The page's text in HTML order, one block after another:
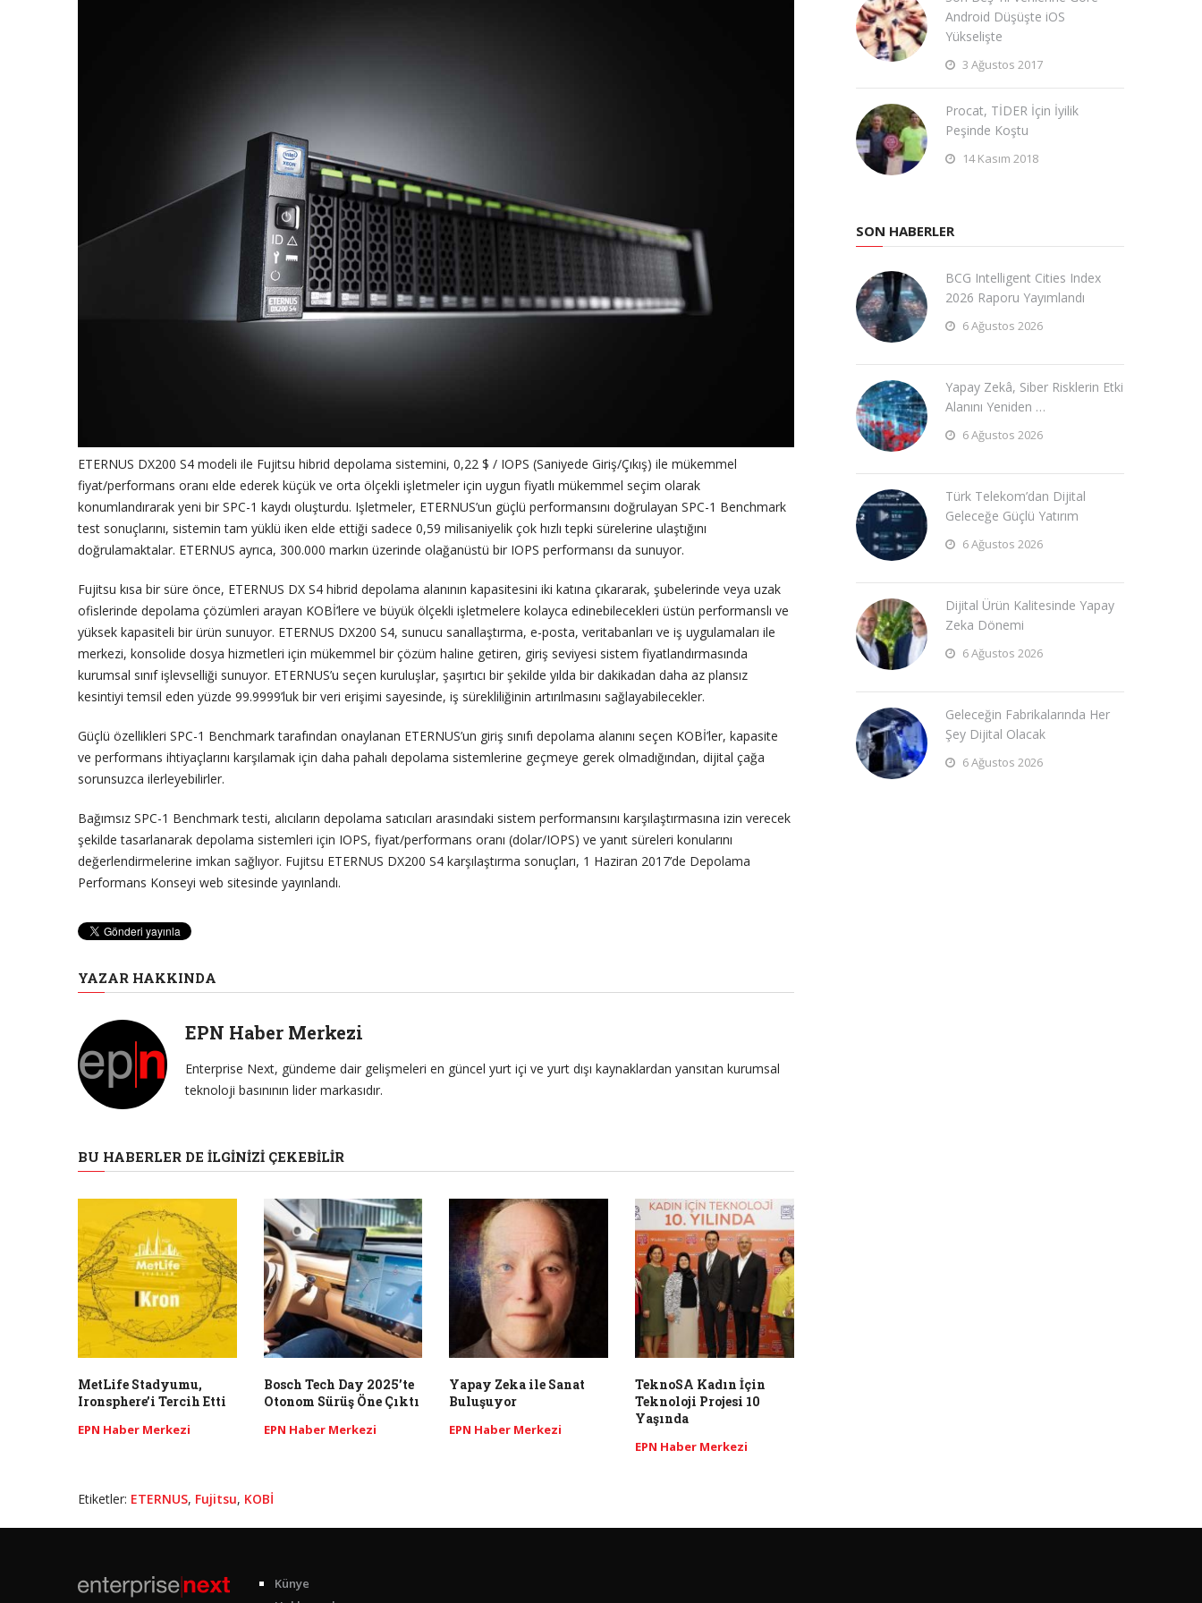
ETERNUS DX200 S4 modeli ile Fujitsu hibrid depolama sistemini, 0,22 $ / IOPS (Saniyede Giriş/Çıkış) ile mükemmel
fiyat/performans oranı elde ederek küçük ve orta ölçekli işletmeler için uygun fiyatlı mükemmel seçim olarak
konumlandırarak yeni bir SPC-1 kaydı oluşturdu. Işletmeler, ETERNUS’un güçlü performansını doğrulayan SPC-1 Benchmark
test sonuçlarını, sistemin tam yüklü iken elde ettiği sadece 0,59 milisaniyelik çok hızlı tepki sürelerine ulaştığını
doğrulamaktalar. ETERNUS ayrıca, 300.000 markın üzerinde olağanüstü bir IOPS performansı da sunuyor.
Fujitsu kısa bir süre önce, ETERNUS DX S4 hibrid depolama alanının kapasitesini iki katına çıkararak, şubelerinde veya uzak
ofislerinde depolama çözümleri arayan KOBİ’lere ve büyük ölçekli işletmelere kolayca edinebilecekleri üstün performanslı ve
yüksek kapasiteli bir ürün sunuyor. ETERNUS DX200 S4, sunucu sanallaştırma, e-posta, veritabanları ve iş uygulamaları ile
merkezi, konsolide dosya hizmetleri için mükemmel bir çözüm haline getiren, giriş seviyesi sistem fiyatlandırmasında
kurumsal sınıf işlevselliği sunuyor. ETERNUS’u seçen kuruluşlar, şaşırtıcı bir şekilde yılda bir dakikadan daha az plansız
kesintiyi temsil eden yüzde 99.9999’luk bir veri erişimi sayesinde, iş sürekliliğinin artırılmasını sağlayabilecekler.
Güçlü özellikleri SPC-1 Benchmark tarafından onaylanan ETERNUS’un giriş sınıfı depolama alanını seçen KOBİ’ler, kapasite
ve performans ihtiyaçlarını karşılamak için daha pahalı depolama sistemlerine geçmeye gerek olmadığından, dijital çağa
sorunsuzca ilerleyebilirler.
Bağımsız SPC-1 Benchmark testi, alıcıların depolama satıcıları arasındaki sistem performansını karşılaştırmasına izin verecek
şekilde tasarlanarak depolama sistemleri için IOPS, fiyat/performans oranı (dolar/IOPS) ve yanıt süreleri konularını
değerlendirmelerine imkan sağlıyor. Fujitsu ETERNUS DX200 S4 karşılaştırma sonuçları, 1 Haziran 2017’de Depolama
Performans Konseyi web sitesinde yayınlandı.
YAZAR HAKKINDA
EPN Haber Merkezi
Enterprise Next, gündeme dair gelişmeleri en güncel yurt içi ve yurt dışı kaynaklardan yansıtan kurumsal
teknoloji basınının lider markasıdır.
BU HABERLER DE İLGINIZI ÇEKEBILIR
MetLife Stadyumu,
Ironsphere’i Tercih Etti
EPN Haber Merkezi
Bosch Tech Day 2025’te
Otonom Sürüş Öne Çıktı
EPN Haber Merkezi
Yapay Zeka ile Sanat
Buluşuyor
EPN Haber Merkezi
TeknoSA Kadın İçin
Teknoloji Projesi 10
Yaşında
EPN Haber Merkezi
Etiketler: ETERNUS, Fujitsu, KOBİ
Android Düşüşte iOS
Yükselişte
3 Ağustos 2017
Procat, TİDER İçin İyilik
Peşinde Koştu
14 Kasım 2018
SON HABERLER
BCG Intelligent Cities Index
2026 Raporu Yayımlandı
6 Ağustos 2026
Yapay Zekâ, Siber Risklerin Etki
Alanını Yeniden …
6 Ağustos 2026
Türk Telekom’dan Dijital
Geleceğe Güçlü Yatırım
6 Ağustos 2026
Dijital Ürün Kalitesinde Yapay
Zeka Dönemi
6 Ağustos 2026
Geleceğin Fabrikalarında Her
Şey Dijital Olacak
6 Ağustos 2026
Künye